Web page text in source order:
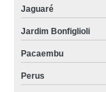
Jaguaré
Jardim Bonfiglioli
Pacaembu
Perus